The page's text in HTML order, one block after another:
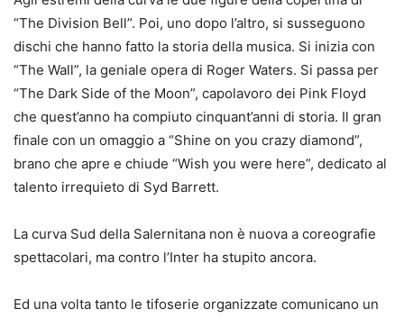
“The Division Bell”. Poi, uno dopo l’altro, si susseguono
dischi che hanno fatto la storia della musica. Si inizia con
“The Wall”, la geniale opera di Roger Waters. Si passa per
“The Dark Side of the Moon”, capolavoro dei Pink Floyd
che quest’anno ha compiuto cinquant’anni di storia. Il gran
finale con un omaggio a “Shine on you crazy diamond”,
brano che apre e chiude “Wish you were here”, dedicato al
talento irrequieto di Syd Barrett.
La curva Sud della Salernitana non è nuova a coreografie
spettacolari, ma contro l’Inter ha stupito ancora.
Ed una volta tanto le tifoserie organizzate comunicano un